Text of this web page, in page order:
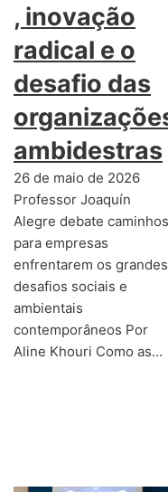
, inovação
radical e o
desafio das
ambidestras
26 de maio de 2026
Professor Joaquín
Alegre debate caminhos
para empresas
enfrentarem os grandes
desafios sociais e
ambientais
contemporâneos Por
Aline Khouri Como as…